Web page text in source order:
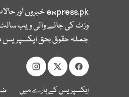
express.pkخبروں اور
وزٹ کی جانے والی ویب
جملہ حقوق بحق ایکسپریس
ایکسپریس کے بارے میں